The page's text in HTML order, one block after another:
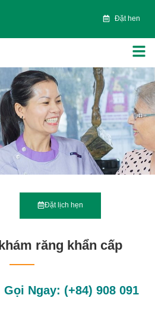
Đặt hen
Đặt lịch hẹn
răng khẩn cấp
Gọi Ngay: (+84) 908 091